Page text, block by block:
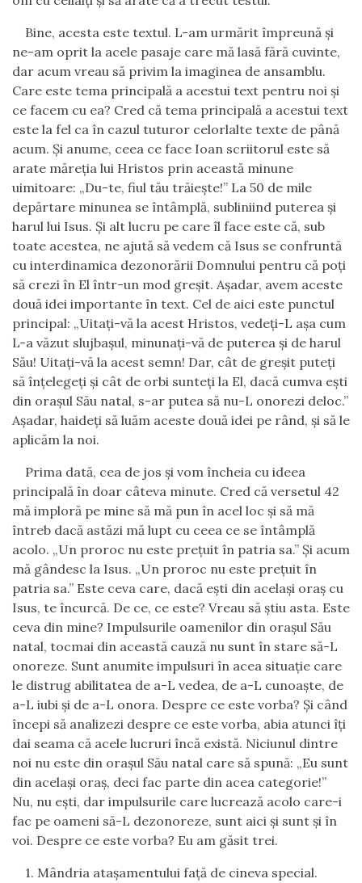
Bine, acesta este textul. L-am urmărit împreună şi
ne-am oprit la acele pasaje care mă lasă fără cuvinte,
dar acum vreau să privim la imaginea de ansamblu.
Care este tema principală a acestui text pentru noi şi
ce facem cu ea? Cred că tema principală a acestui text
este la fel ca în cazul tuturor celorlalte texte de până
acum. Şi anume, ceea ce face Ioan scriitorul este să
arate măreţia lui Hristos prin această minune
uimitoare: „Du-te, fiul tău trăieşte!” La 50 de mile
depărtare minunea se întâmplă, subliniind puterea şi
harul lui Isus. Şi alt lucru pe care îl face este că, sub
toate acestea, ne ajută să vedem că Isus se confruntă
cu interdinamica dezonorării Domnului pentru că poţi
să crezi în El într-un mod greşit. Aşadar, avem aceste
două idei importante în text. Cel de aici este punctul
principal: „Uitaţi-vă la acest Hristos, vedeţi-L aşa cum
L-a văzut slujbaşul, minunaţi-vă de puterea şi de harul
Său! Uitaţi-vă la acest semn! Dar, cât de greşit puteţi
să înţelegeţi şi cât de orbi sunteţi la El, dacă cumva eşti
din oraşul Său natal, s-ar putea să nu-L onorezi deloc.”
Aşadar, haideţi să luăm aceste două idei pe rând, şi să le
aplicăm la noi.
Prima dată, cea de jos şi vom încheia cu ideea
principală în doar câteva minute. Cred că versetul 42
mă imploră pe mine să mă pun în acel loc şi să mă
întreb dacă astăzi mă lupt cu ceea ce se întâmplă
acolo. „Un proroc nu este preţuit în patria sa.” Şi acum
mă gândesc la Isus. „Un proroc nu este preţuit în
patria sa.” Este ceva care, dacă eşti din acelaşi oraş cu
Isus, te încurcă. De ce, ce este? Vreau să ştiu asta. Este
ceva din mine? Impulsurile oamenilor din oraşul Său
natal, tocmai din această cauză nu sunt în stare să-L
onoreze. Sunt anumite impulsuri în acea situaţie care
le distrug abilitatea de a-L vedea, de a-L cunoaşte, de
a-L iubi şi de a-L onora. Despre ce este vorba? Şi când
începi să analizezi despre ce este vorba, abia atunci îţi
dai seama că acele lucruri încă există. Niciunul dintre
noi nu este din oraşul Său natal care să spună: „Eu sunt
din acelaşi oraş, deci fac parte din acea categorie!”
Nu, nu eşti, dar impulsurile care lucrează acolo care-i
fac pe oameni să-L dezonoreze, sunt aici şi sunt şi în
voi. Despre ce este vorba? Eu am găsit trei.
1. Mândria ataşamentului faţă de cineva special.